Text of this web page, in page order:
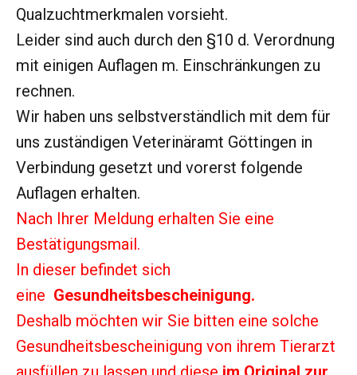
Qualzuchtmerkmalen vorsieht.
Leider sind auch durch den §10 d. Verordnung
mit einigen Auflagen m. Einschränkungen zu
rechnen.
Wir haben uns selbstverständlich mit dem für
uns zuständigen Veterinäramt Göttingen in
Verbindung gesetzt und vorerst folgende
Auflagen erhalten.
Nach Ihrer Meldung erhalten Sie eine
Bestätigungsmail.
In dieser befindet sich
eine Gesundheitsbescheinigung.
Deshalb möchten wir Sie bitten eine solche
Gesundheitsbescheinigung von ihrem Tierarzt